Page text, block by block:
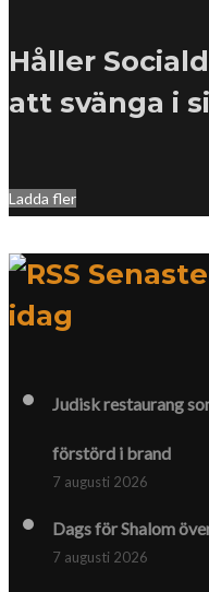
Håller
att svänga i
Ladda fler
idag
Judisk restaurang
förstörd i brand
7 augusti 2026
Dags för Shalom
7 augusti 2026